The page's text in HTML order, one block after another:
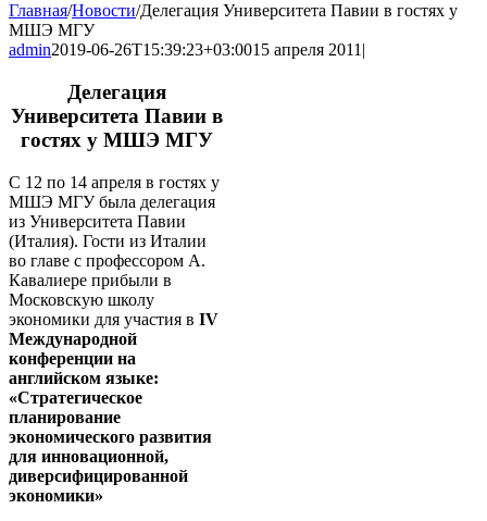
Главная/Новости/Делегация Университета Павии в гостях у
МШЭ МГУ
admin2019-06-26T15:39:23+03:0015 апреля 2011|
Делегация
Университета Павии в
гостях у МШЭ МГУ
С 12 по 14 апреля в гостях у
МШЭ МГУ была делегация
из Университета Павии
(Италия). Гости из Италии
во главе с профессором А.
Кавалиере прибыли в
Московскую школу
экономики для участия в IV
Международной
конференции на
английском языке:
«Стратегическое
планирование
экономического развития
для инновационной,
диверсифицированной
экономики»